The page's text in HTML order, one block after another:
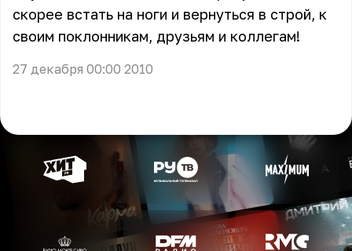
скорее встать на ноги и вернуться в строй, к
своим поклонникам, друзьям и коллегам!
27 декабря 00:00 2010